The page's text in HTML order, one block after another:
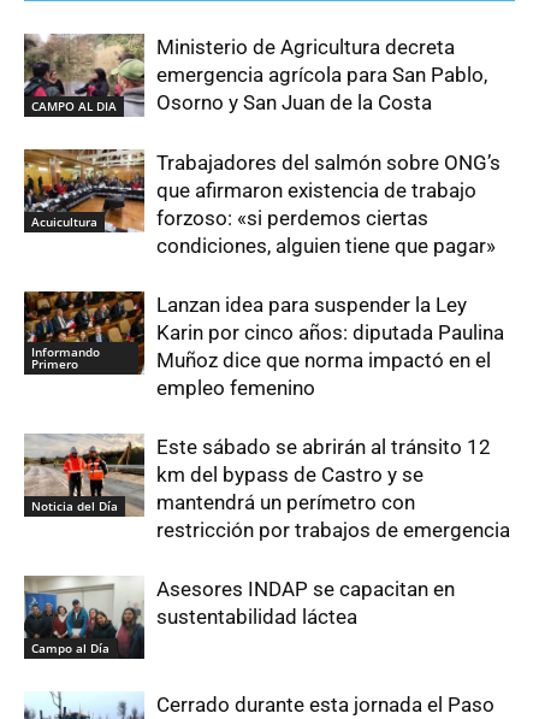
CAMPO AL DIA
Ministerio de Agricultura decreta
emergencia agrícola para San Pablo,
Osorno y San Juan de la Costa
Acuicultura
Trabajadores del salmón sobre ONG’s
que afirmaron existencia de trabajo
forzoso: «si perdemos ciertas
condiciones, alguien tiene que pagar»
Informando
Primero
Lanzan idea para suspender la Ley
Karin por cinco años: diputada Paulina
Muñoz dice que norma impactó en el
empleo femenino
Noticia del Día
Este sábado se abrirán al tránsito 12
km del bypass de Castro y se
mantendrá un perímetro con
restricción por trabajos de emergencia
Campo al Día
Asesores INDAP se capacitan en
sustentabilidad láctea
Cerrado durante esta jornada el Paso